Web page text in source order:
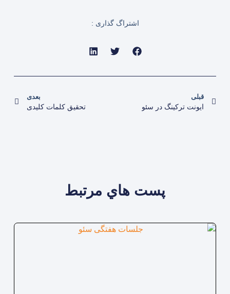
اشتراگ گذاری :
قبلی
ایونت ترکینگ در سئو
بعدی
تحقیق کلمات کلیدی
پست هاي مرتبط